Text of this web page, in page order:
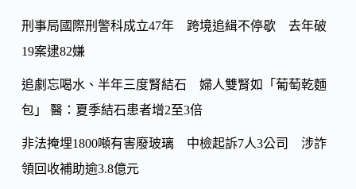
k
刑事局國際刑警科成立47年 跨境追緝不停歇 去年破
19案逮82嫌
追劇忘喝水、半年三度腎結石 婦人雙腎如「葡萄乾麵
包」 醫：夏季結石患者增2至3倍
非法掩埋1800噸有害廢玻璃 中檢起訴7人3公司 涉詐
領回收補助逾3.8億元